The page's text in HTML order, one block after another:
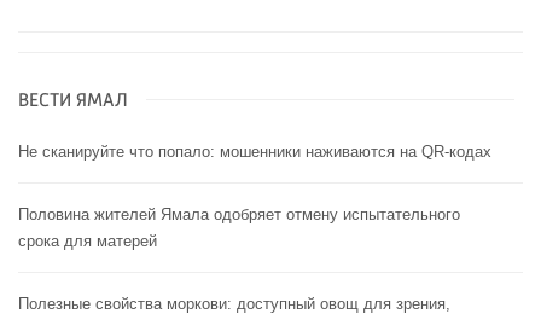
ВЕСТИ ЯМАЛ
Не сканируйте что попало: мошенники наживаются на QR-кодах
Половина жителей Ямала одобряет отмену испытательного
срока для матерей
Полезные свойства моркови: доступный овощ для зрения,